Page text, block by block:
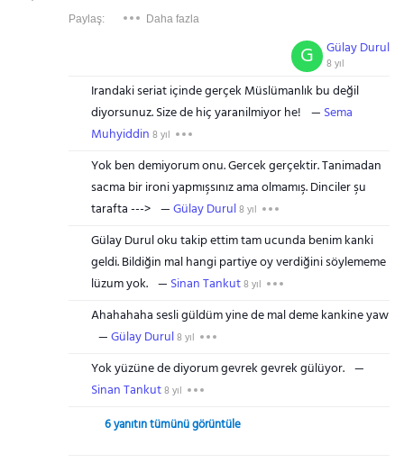
Paylaş: Daha fazla
Gülay Durul
8 yıl
G
Irandaki seriat içinde gerçek Müslümanlık bu değil
diyorsunuz. Size de hiç yaranilmiyor he!
Sema
Muhyiddin 8 yıl
Yok ben demiyorum onu. Gercek gerçektir. Tanimadan
sacma bir ironi yapmışsınız ama olmamış. Dinciler şu
tarafta --->
Gülay Durul8 yıl
Gülay Durul oku takip ettim tam ucunda benim kanki
geldi. Bildiğin mal hangi partiye oy verdiğini söylememe
lüzum yok.
Sinan Tankut8 yıl
Ahahahaha sesli güldüm yine de mal deme kankine yaw
Gülay Durul8 yıl
Yok yüzüne de diyorum gevrek gevrek gülüyor.
Sinan Tankut8 yıl
6 yanıtın tümünü görüntüle